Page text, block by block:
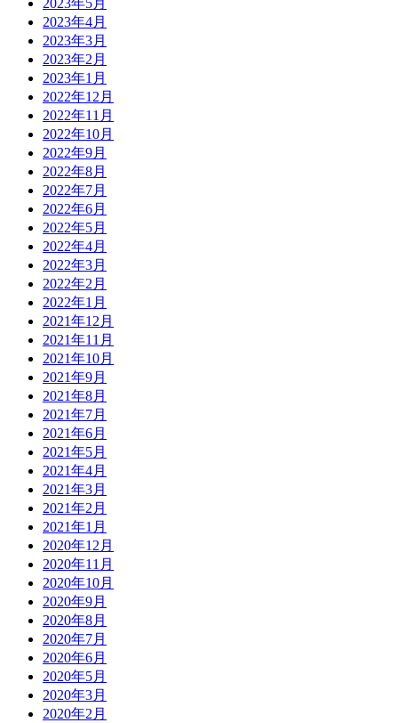
2023年4月
2023年3月
2023年2月
2023年1月
2022年12月
2022年11月
2022年10月
2022年9月
2022年8月
2022年7月
2022年6月
2022年5月
2022年4月
2022年3月
2022年2月
2022年1月
2021年12月
2021年11月
2021年10月
2021年9月
2021年8月
2021年7月
2021年6月
2021年5月
2021年4月
2021年3月
2021年2月
2021年1月
2020年12月
2020年11月
2020年10月
2020年9月
2020年8月
2020年7月
2020年6月
2020年5月
2020年3月
2020年2月